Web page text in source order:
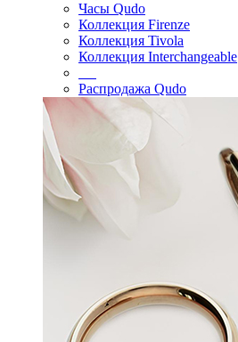
Часы Qudo
Коллекция Firenze
Коллекция Tivola
Коллекция Interchangeable
Распродажа Qudo